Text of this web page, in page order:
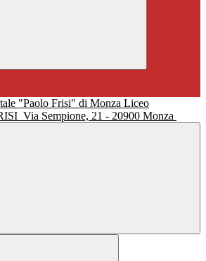
Liceo
Via Sempione, 21 - 20900 Monza